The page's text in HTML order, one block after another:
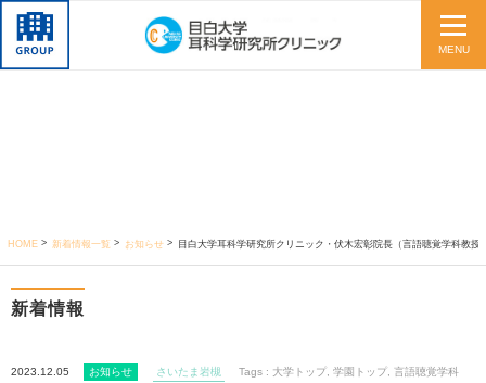
MENU
HOME 新着情報一覧 お知らせ 目白大学耳科学研究所クリニック・伏木宏彰院長（言語聴覚学科教授）が「第82回日本めまい平衡医学会総会・学術講演会」に登壇しました
新着情報
2023.12.05 お知らせ さいたま岩槻 Tags : 大学トップ 学園トップ 言語聴覚学科